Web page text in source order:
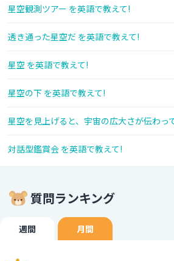
星空観測ツアー を英語で教えて!
透き通った星空だ を英語で教えて!
星空 を英語で教えて!
星空の下 を英語で教えて!
星空を見上げると、宇宙の広大さが伝わっ
対話型鑑賞会 を英語で教えて!
質問ランキング
週間 月間